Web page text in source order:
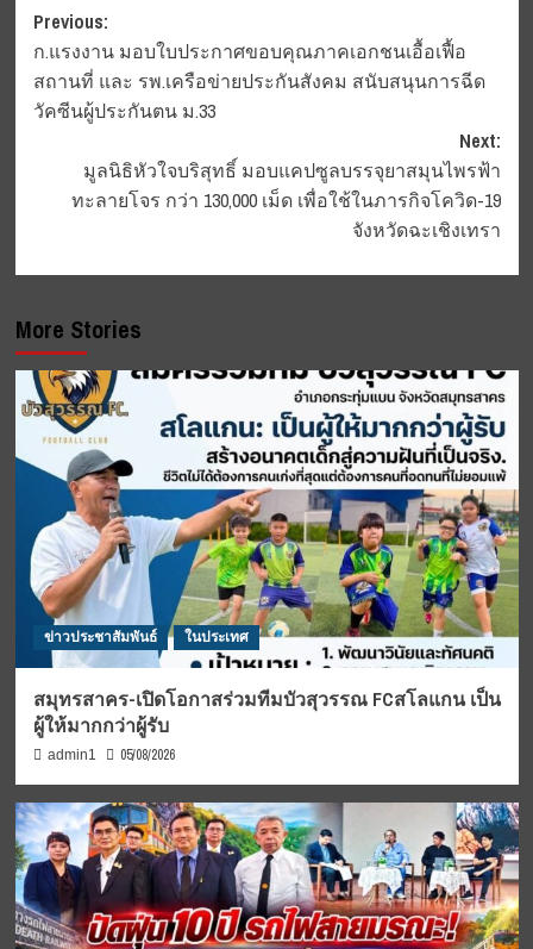
Post
navigation
Previous:
ก.แรงงาน มอบใบประกาศขอบคุณภาคเอกชนเอื้อเฟื้อ
สถานที่ และ รพ.เครือข่ายประกันสังคม สนับสนุนการฉีด
วัคซีนผู้ประกันตน ม.33
Next:
มูลนิธิหัวใจบริสุทธิ์ มอบแคปซูลบรรจุยาสมุนไพรฟ้า
ทะลายโจร กว่า 130,000 เม็ด เพื่อใช้ในภารกิจโควิด-19
จังหวัดฉะเชิงเทรา
More Stories
ข่าวประชาสัมพันธ์ ในประเทศ
สมุทรสาคร-เปิดโอกาสร่วมทีมบัวสุวรรณ FCสโลแกน เป็น
ผู้ให้มากกว่าผู้รับ
admin1 05/08/2026